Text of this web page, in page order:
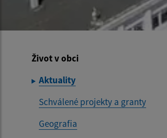
Život v obci
Aktuality
Schválené projekty a granty
Geografia